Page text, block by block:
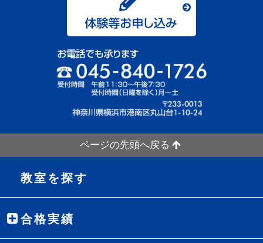
ページの先頭へ戻る
教室を探す
合格実績